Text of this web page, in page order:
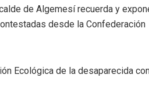
de Algemesí recuerda y
desde la Confederación
Ecológica de la desaparecida